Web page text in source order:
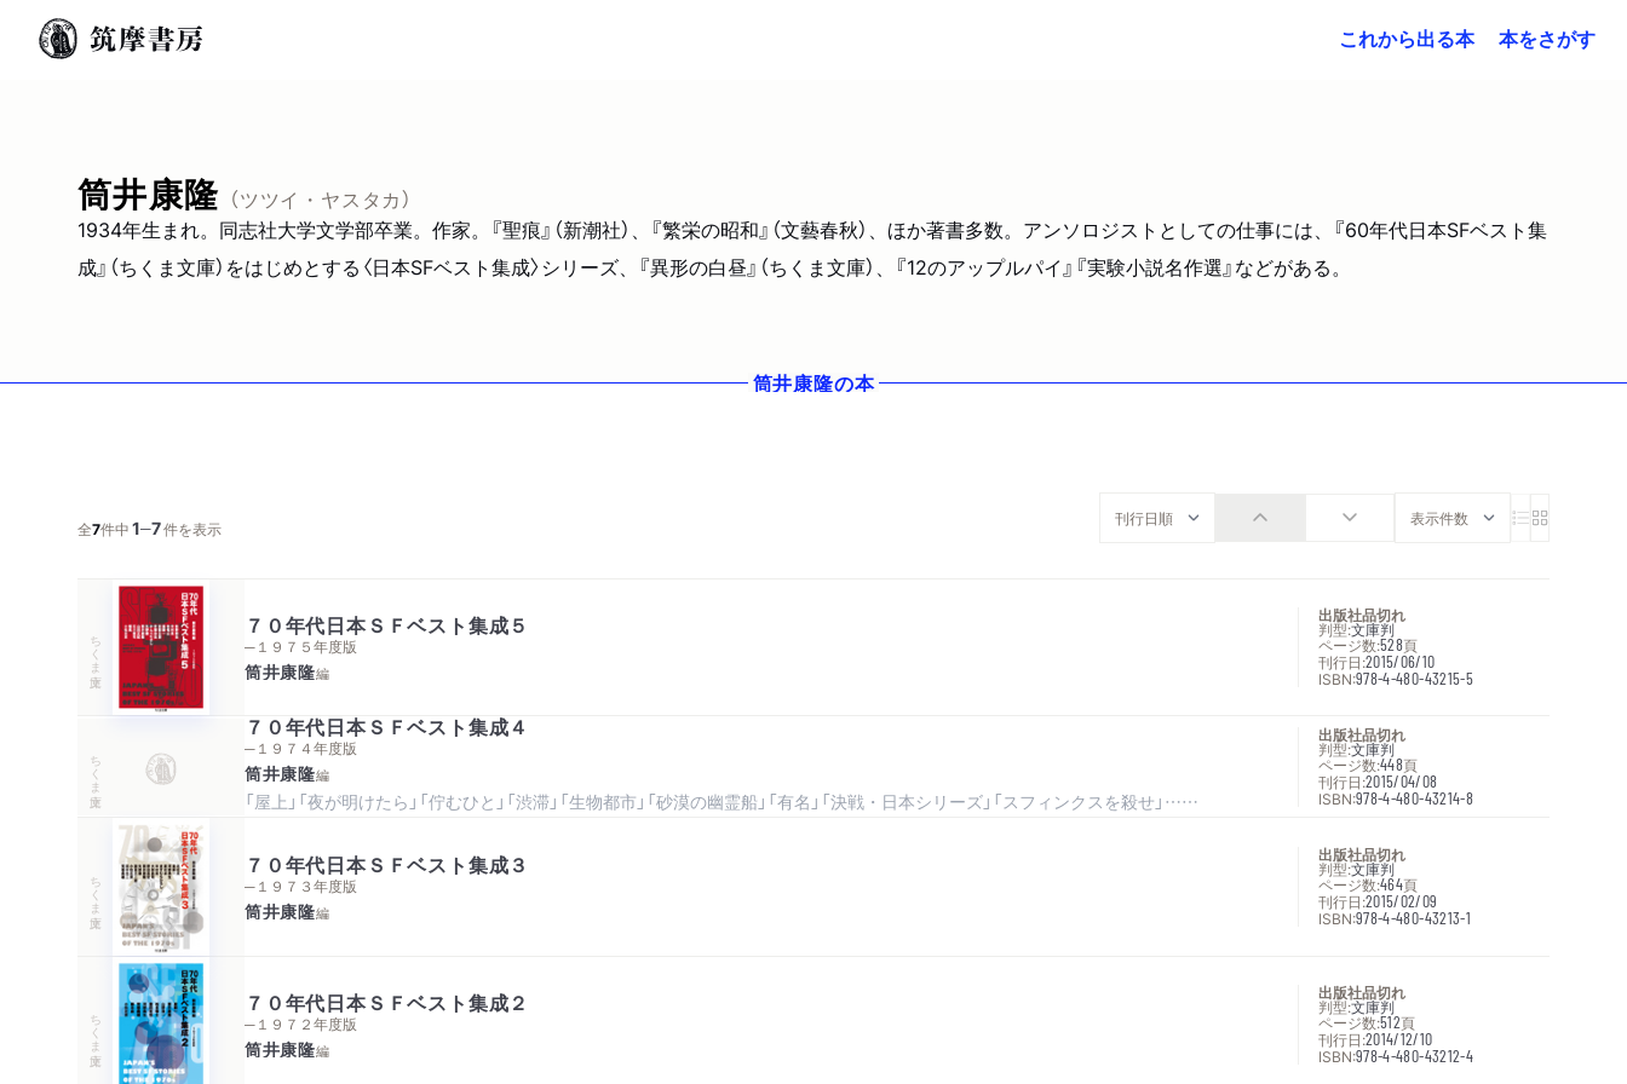
これから出る本 本をさがす
筒井康隆 （ツツイ・ヤスタカ）
1934年生まれ。同志社大学文学部卒業。作家。『聖痕』（新潮社）、『繁栄の昭和』（文藝春秋）、ほか著書多数。アンソロジストとしての仕事には、『60年代日本SFベスト集
成』（ちくま文庫）をはじめとする〈日本SFベスト集成〉シリーズ、『異形の白昼』（ちくま文庫）、『12のアップルパイ』『実験小説名作選』などがある。
筒井康隆の本
全7件中1─7件を表示
ちくま文庫
７０年代日本ＳＦベスト集成５
─１９７５年度版
筒井康隆編
出版社品切れ
判型:文庫判
ページ数:528頁
刊行日:2015/06/10
ISBN:978-4-480-43215-5
ちくま文庫
７０年代日本ＳＦベスト集成４
─１９７４年度版
筒井康隆編
「屋上」「夜が明けたら」「佇むひと」「渋滞」「生物都市」「砂漠の幽霊船」「有名」「決戦・日本シリーズ」「スフィンクスを殺せ」……
出版社品切れ
判型:文庫判
ページ数:448頁
刊行日:2015/04/08
ISBN:978-4-480-43214-8
ちくま文庫
７０年代日本ＳＦベスト集成３
─１９７３年度版
筒井康隆編
出版社品切れ
判型:文庫判
ページ数:464頁
刊行日:2015/02/09
ISBN:978-4-480-43213-1
ちくま文庫
７０年代日本ＳＦベスト集成２
─１９７２年度版
筒井康隆編
出版社品切れ
判型:文庫判
ページ数:512頁
刊行日:2014/12/10
ISBN:978-4-480-43212-4